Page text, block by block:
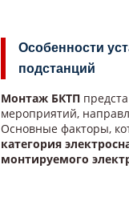
Особенности
подстанций
Монтаж БКТП
мероприятий,
Основные факторы,
категория
монтируемого